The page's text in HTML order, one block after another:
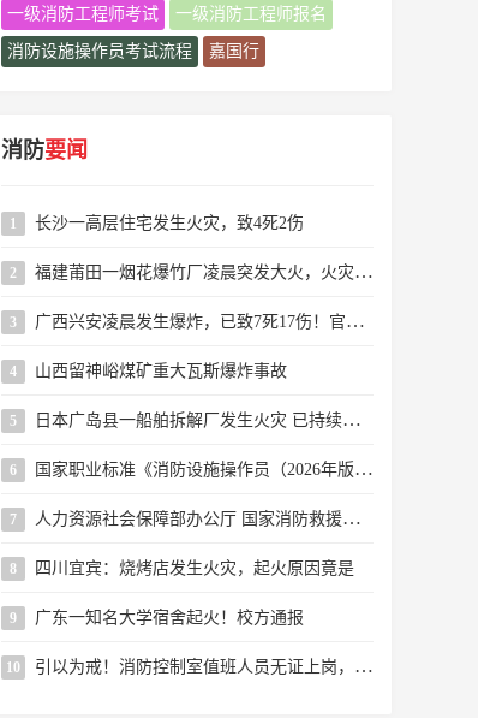
一级消防工程师考试 一级消防工程师报名
消防设施操作员考试流程 嘉国行
消防要闻
1 长沙一高层住宅发生火灾，致4死2伤
2 福建莆田一烟花爆竹厂凌晨突发大火，火灾系人为纵火，嫌疑人已被警方控制
3 广西兴安凌晨发生爆炸，已致7死17伤！官方通报→
4 山西留神峪煤矿重大瓦斯爆炸事故
5 日本广岛县一船舶拆解厂发生火灾 已持续近24小时
6 国家职业标准《消防设施操作员（2026年版）》解读
7 人力资源社会保障部办公厅 国家消防救援局办公室 关于颁布消防设施操作员国家职业标准的通知
8 四川宜宾：烧烤店发生火灾，起火原因竟是
9 广东一知名大学宿舍起火！校方通报
10 引以为戒！消防控制室值班人员无证上岗，这个小区物业被罚